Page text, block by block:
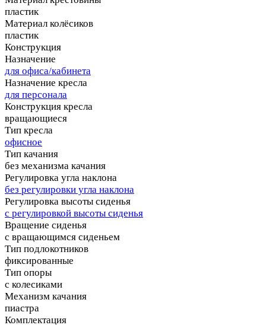
пластик
Материал колёсиков
пластик
Конструкция
Назначение
для офиса/кабинета
Назначение кресла
для персонала
Конструкция кресла
вращающиеся
Тип кресла
офисное
Тип качания
без механизма качания
Регулировка угла наклона
без регулировки угла наклона
Регулировка высоты сиденья
с регулировкой высоты сиденья
Вращение сиденья
с вращающимся сиденьем
Тип подлокотников
фиксированные
Тип опоры
с колесиками
Механизм качания
пиастра
Комплектация